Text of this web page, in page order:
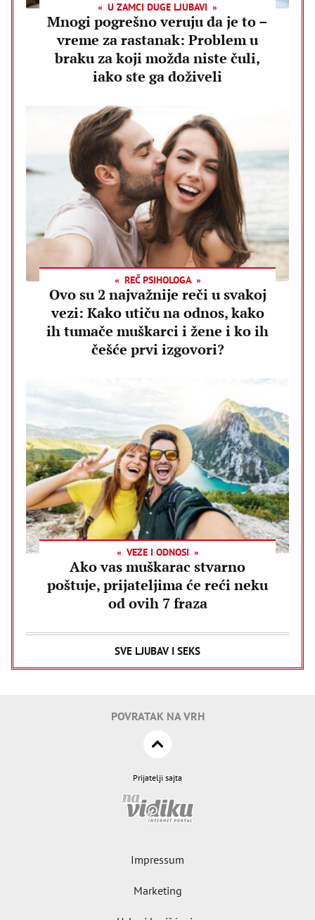
U ZAMCI DUGE LJUBAVI
Mnogi pogrešno veruju da je to –
vreme za rastanak: Problem u
braku za koji možda niste čuli,
iako ste ga doživeli
REČ PSIHOLOGA
Ovo su 2 najvažnije reči u svakoj
vezi: Kako utiču na odnos, kako
ih tumače muškarci i žene i ko ih
češće prvi izgovori?
VEZE I ODNOSI
Ako vas muškarac stvarno
poštuje, prijateljima će reći neku
od ovih 7 fraza
SVE LJUBAV I SEKS
POVRATAK NA VRH
Prijatelji sajta
Impressum
Marketing